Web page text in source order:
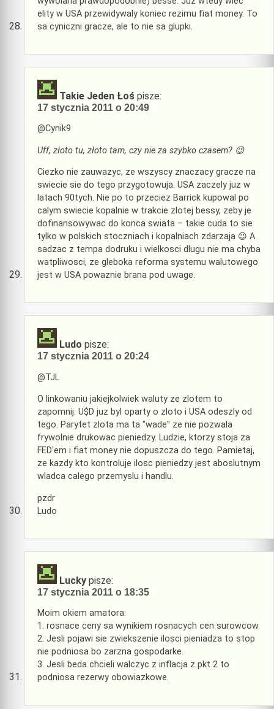
elity w USA przewidywaly koniec rezimu fiat money. To
sa cyniczni gracze, ale to nie sa glupki.
Takie Jeden Łoś pisze:
17 stycznia 2011 o 20:49
@Cynik9
Uff, złoto tu, złoto tam, czy nie za szybko czasem? 😉
Ciezko nie zauwazyc, ze wszyscy znaczacy gracze na
swiecie sie do tego przygotowuja. USA zaczely juz w
latach 90tych. Nie po to przeciez Barrick kupowal po
calym swiecie kopalnie w trakcie zlotej bessy, zeby je
dofinansowywac do konca swiata – takie cuda to sie
tylko w polskich stoczniach i kopalniach zdarzaja 😉 A
sadzac z tempa dodruku i wielkosci dlugu nie ma chyba
watpliwosci, ze gleboka reforma systemu walutowego
jest w USA powaznie brana pod uwage.
Ludo pisze:
17 stycznia 2011 o 20:24
@TJL
O linkowaniu jakiejkolwiek waluty ze zlotem to
zapomnij. U$D juz byl oparty o zloto i USA odeszly od
tego. Parytet zlota ma ta "wade" ze nie pozwala
frywolnie drukowac pieniedzy. Ludzie, ktorzy stoja za
FED'em i fiat money nie dopuszcza do tego. Pamietaj,
ze kazdy kto kontroluje ilosc pieniedzy jest aboslutnym
wladca calego przemyslu i handlu.
pzdr
Ludo
Lucky pisze:
17 stycznia 2011 o 18:35
Moim okiem amatora:
1. rosnace ceny sa wynikiem rosnacych cen surowcow.
2. Jesli pojawi sie zwiekszenie ilosci pieniadza to stop
nie podniosa bo zarzna gospodarke.
3. Jesli beda chcieli walczyc z inflacja z pkt 2 to
podniosa rezerwy obowiazkowe.